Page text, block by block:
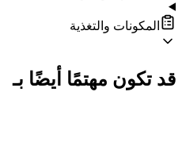
المكونات والتغذية
قد تكون مهتمًا أيضًا بـ